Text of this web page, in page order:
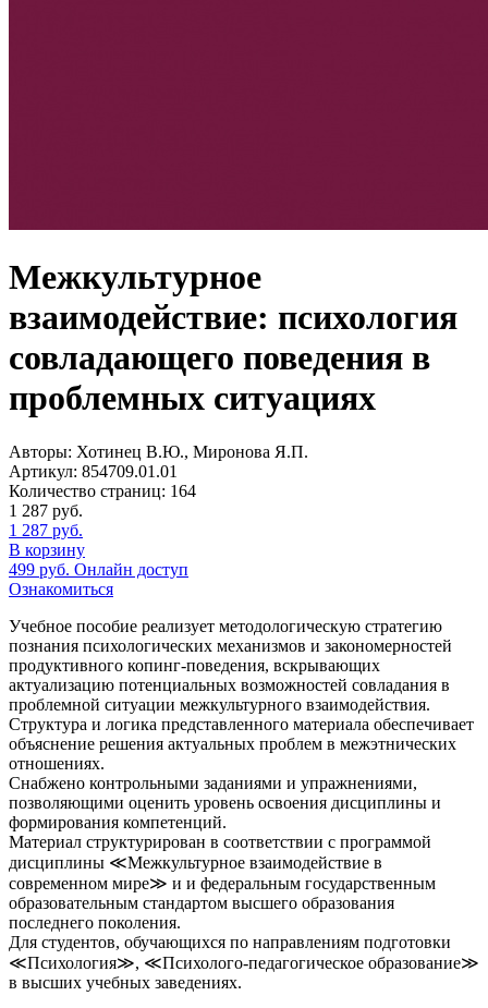
Межкультурное
взаимодействие: психология
совладающего поведения в
проблемных ситуациях
Авторы: Хотинец В.Ю., Миронова Я.П.
Артикул: 854709.01.01
Количество страниц: 164
1 287 руб.
1 287 руб.
В корзину
499 руб. Онлайн доступ
Ознакомиться
Учебное пособие реализует методологическую стратегию
познания психологических механизмов и закономерностей
продуктивного копинг-поведения, вскрывающих
актуализацию потенциальных возможностей совладания в
проблемной ситуации межкультурного взаимодействия.
Структура и логика представленного материала обеспечивает
объяснение решения актуальных проблем в межэтнических
отношениях.
Снабжено контрольными заданиями и упражнениями,
позволяющими оценить уровень освоения дисциплины и
формирования компетенций.
Материал структурирован в соответствии с программой
дисциплины ≪Межкультурное взаимодействие в
современном мире≫ и и федеральным государственным
образовательным стандартом высшего образования
последнего поколения.
Для студентов, обучающихся по направлениям подготовки
≪Психология≫, ≪Психолого-педагогическое образование≫
в высших учебных заведениях.